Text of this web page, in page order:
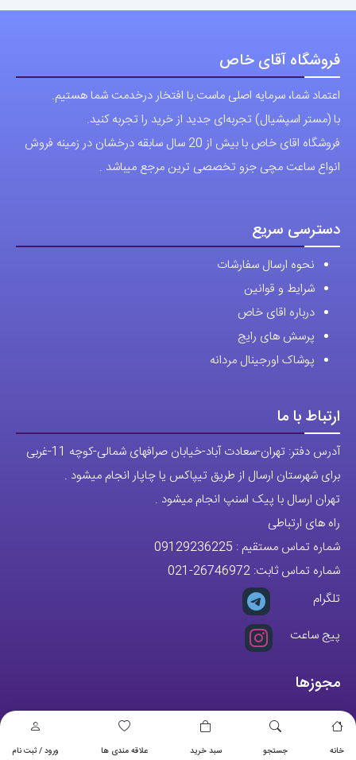
خانه جستجو سبد خرید علاقه مندی ها ورود / ثبت نام
فروشگاه آقای خاص
اعتماد شما، سرمایه اصلی ماست.با افتخار درخدمت شما هستیم.
با (مستر اسپشیال) تجربه‌ای جدید از خرید را تجربه کنید.
فروشگاه اقای خاص با بیش از 20 سال سابقه درخشان در زمینه فروش
انواع ساعت مچی جزو تخصصی ترین مرجع میباشد .
دسترسی سریع
نحوه ارسال سفارشات
شرایط و قوانین
درباره اقای خاص
پرسش های رایج
پوشاک اورجینال مردانه
ارتباط با ما
آدرس دفتر: تهران-سعادت آباد-خیابان صرافهای شمالی-کوچه 11-غربی
برای شهرستان ارسال از طریق تیپاکس یا چاپار انجام میشود .
تهران ارسال با پیک اسنپ انجام میشود .
راه های ارتباطی
شماره تماس مستقیم : 09129236225
شماره تماس ثابت: 26746972
-021
تلگرام
پیج ساعت
مجوزها